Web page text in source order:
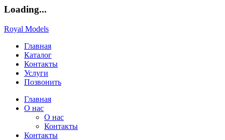
Loading...
Royal Models
Главная
Каталог
Контакты
Услуги
Позвонить
Главная
О нас
О нас
Контакты
Контакты